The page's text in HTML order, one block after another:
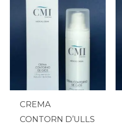
CREMA
CONTORN D’ULLS